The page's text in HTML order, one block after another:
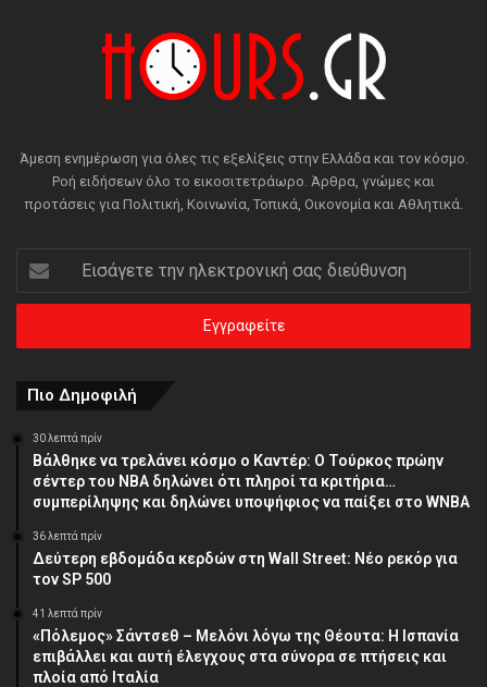
Άμεση ενημέρωση για όλες τις εξελίξεις στην Ελλάδα και τον κόσμο.
Ροή ειδήσεων όλο το εικοσιτετράωρο. Άρθρα, γνώμες και
προτάσεις για Πολιτική, Κοινωνία, Τοπικά, Οικονομία και Αθλητικά.
την
ηλεκτρονική
διεύθυνση
Πιο Δημοφιλή
30 λεπτά πρίν
Βάλθηκε να τρελάνει κόσμο ο Καντέρ: Ο Τούρκος πρώην
σέντερ του NBA δηλώνει ότι πληροί τα κριτήρια…
συμπερίληψης και δηλώνει υποψήφιος να παίξει στο WNBA
36 λεπτά πρίν
Δεύτερη εβδομάδα κερδών στη Wall Street: Νέο ρεκόρ για
τον SP 500
41 λεπτά πρίν
«Πόλεμος» Σάντσεθ – Μελόνι λόγω της Θέουτα: Η Ισπανία
επιβάλλει και αυτή έλεγχους στα σύνορα σε πτήσεις και
πλοία από Ιταλία